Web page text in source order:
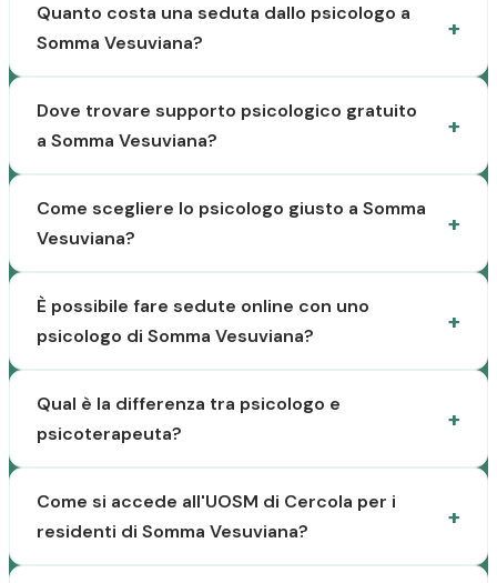
Quanto costa una seduta dallo psicologo a
Somma Vesuviana?
Dove trovare supporto psicologico gratuito
a Somma Vesuviana?
Come scegliere lo psicologo giusto a Somma
Vesuviana?
È possibile fare sedute online con uno
psicologo di Somma Vesuviana?
Qual è la differenza tra psicologo e
psicoterapeuta?
Come si accede all'UOSM di Cercola per i
residenti di Somma Vesuviana?